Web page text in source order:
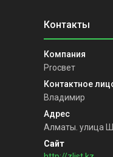
Proсвет
Владимир
Алматы. улица